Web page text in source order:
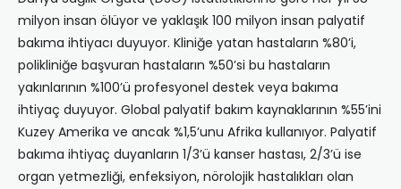
milyon insan ölüyor ve yaklaşık 100 milyon insan palyatif
bakıma ihtiyacı duyuyor. Kliniğe yatan hastaların %80’i,
polikliniğe başvuran hastaların %50’si bu hastaların
yakınlarının %100’ü profesyonel destek veya bakıma
ihtiyaç duyuyor. Global palyatif bakım kaynaklarının %55’ini
Kuzey Amerika ve ancak %1,5’unu Afrika kullanıyor. Palyatif
bakıma ihtiyaç duyanların 1/3’ü kanser hastası, 2/3’ü ise
organ yetmezliği, enfeksiyon, nörolojik hastalıkları olan